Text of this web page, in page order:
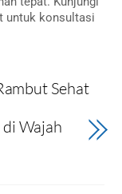
untuk konsultasi
Sehat
Wajah